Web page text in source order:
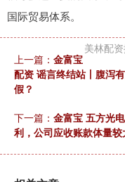
国际贸易体系。
美林配
上一篇： 金富宝
配资 谣言终结站丨腹泻
假？
下一篇： 金富宝 五方光
利，公司应收账款体量较